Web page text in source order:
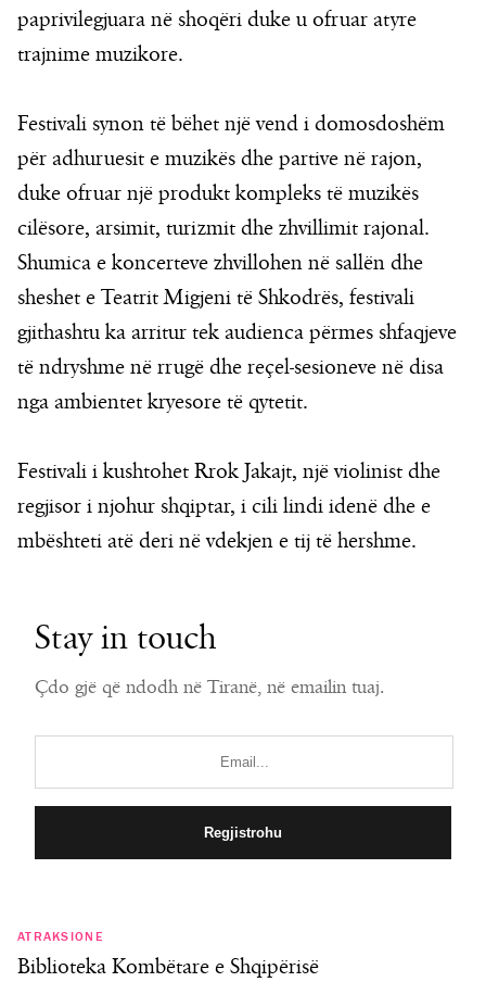
paprivilegjuara në shoqëri duke u ofruar atyre
trajnime muzikore.
Festivali synon të bëhet një vend i domosdoshëm
për adhuruesit e muzikës dhe partive në rajon,
duke ofruar një produkt kompleks të muzikës
cilësore, arsimit, turizmit dhe zhvillimit rajonal.
Shumica e koncerteve zhvillohen në sallën dhe
sheshet e Teatrit Migjeni të Shkodrës, festivali
gjithashtu ka arritur tek audienca përmes shfaqjeve
të ndryshme në rrugë dhe reçel-sesioneve në disa
nga ambientet kryesore të qytetit.
Festivali i kushtohet Rrok Jakajt, një violinist dhe
regjisor i njohur shqiptar, i cili lindi idenë dhe e
mbështeti atë deri në vdekjen e tij të hershme.
Stay in touch
Çdo gjë që ndodh në Tiranë, në emailin tuaj.
ATRAKSIONE
Biblioteka Kombëtare e Shqipërisë